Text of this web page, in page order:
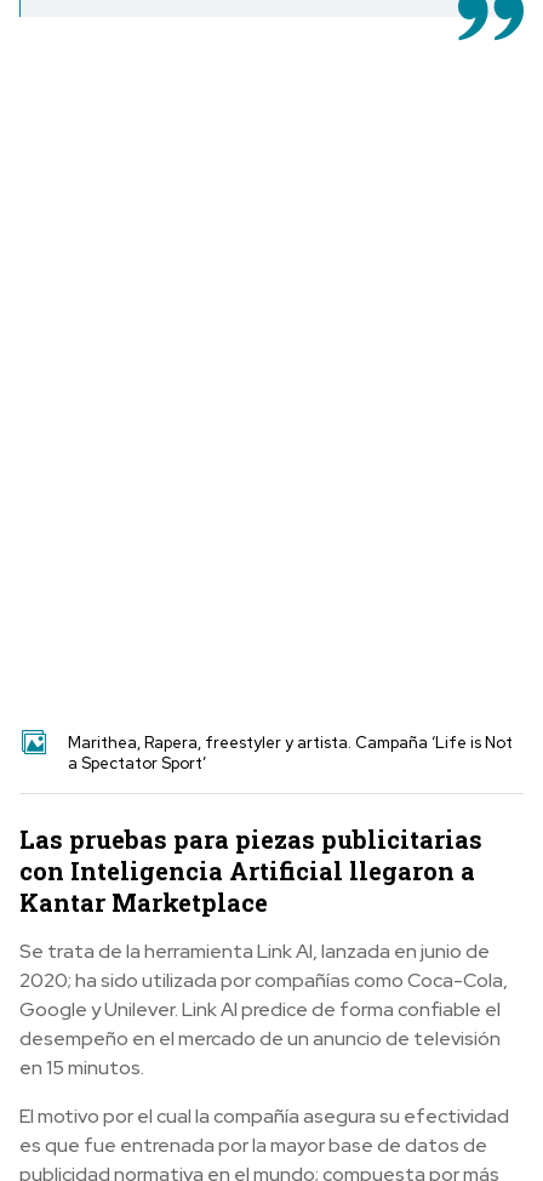
Marithea, Rapera, freestyler y artista. Campaña ‘Life is Not
a Spectator Sport’
Las pruebas para piezas publicitarias
con Inteligencia Artificial llegaron a
Kantar Marketplace
Se trata de la herramienta Link AI, lanzada en junio de
2020; ha sido utilizada por compañías como Coca-Cola,
Google y Unilever. Link AI predice de forma confiable el
desempeño en el mercado de un anuncio de televisión
en 15 minutos.
El motivo por el cual la compañía asegura su efectividad
es que fue entrenada por la mayor base de datos de
publicidad normativa en el mundo; compuesta por más